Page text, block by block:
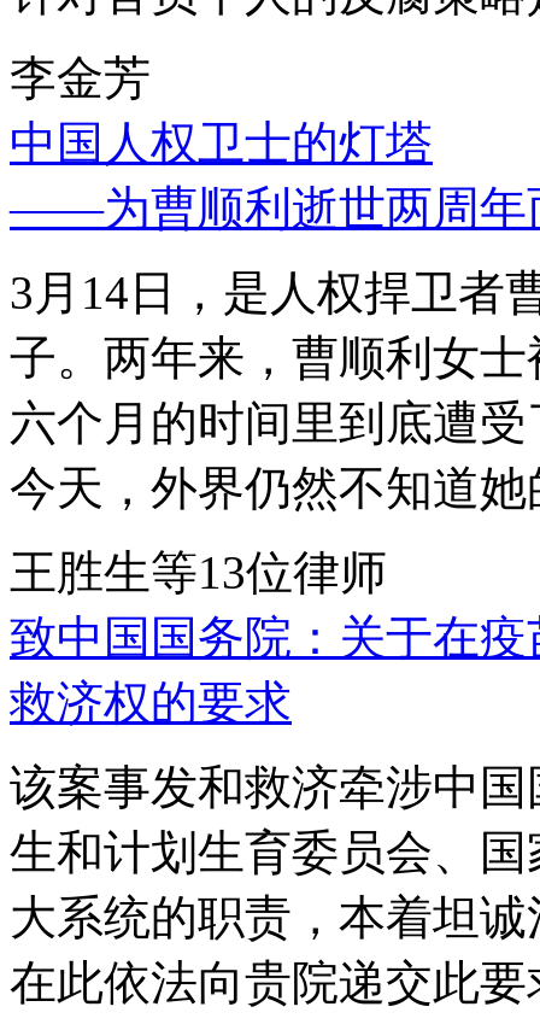
李金芳
中国人权卫士的灯塔
——为曹顺利逝世两周年
3月14日，是人权捍卫者
子。两年来，曹顺利女
六个月的时间里到底遭
今天，外界仍然不知道
王胜生等13位律师
致中国国务院：关于在
救济权的要求
该案事发和救济牵涉中
生和计划生育委员会、
大系统的职责，本着坦
在此依法向贵院递交此要